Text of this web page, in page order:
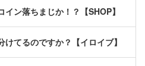
イン落ちまじか！？【SHOP】
けてるのですか？【イロイブ】